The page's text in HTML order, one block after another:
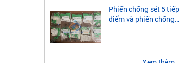
Phiến chống sét 5 tiếp
điểm và phiến chống